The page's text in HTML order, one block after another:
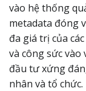
vào hệ thống
metadata đóng
đa giá trị của
và công sức vào
đầu tư xứng
nhân và tổ chức.